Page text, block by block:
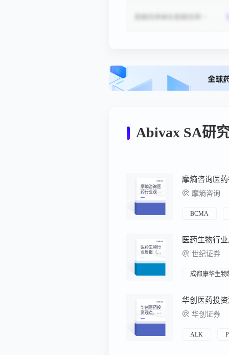
Abivax SA研
摩熵咨询医
药行业观察
周报（2026.
06.01-2026.0
摩熵咨询
BCMA
医药生物行
业周报（7
月第4
周）：医疗
世纪证券
成都康华生物
华创医药投
资观点、研
究专题周周
谈第136
华创证券
ALK